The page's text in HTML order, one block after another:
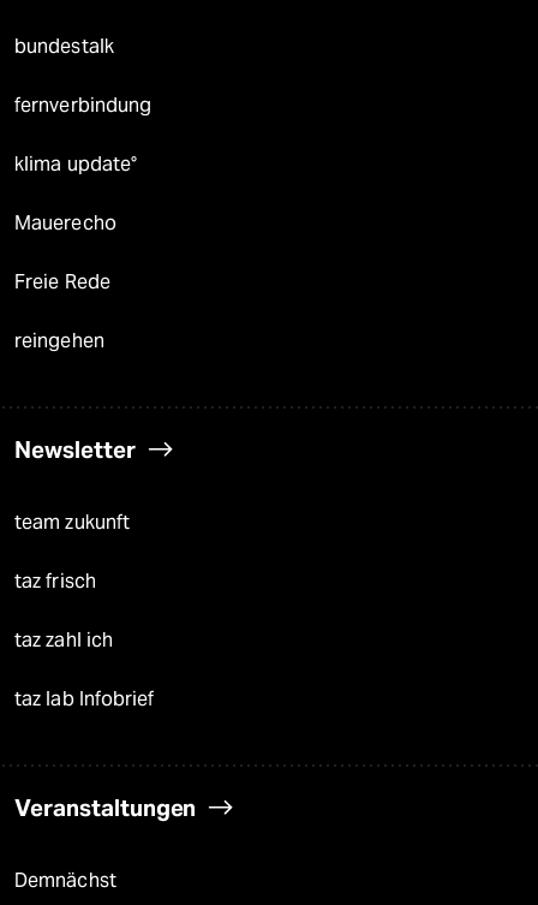
bundestalk
fernverbindung
klima update°
Mauerecho
Freie Rede
reingehen
Newsletter
team zukunft
taz frisch
taz zahl ich
taz lab Infobrief
Veranstaltungen
Demnächst